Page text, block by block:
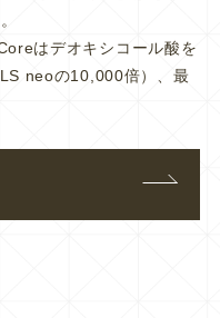
はデオキシコール酸を
neoの10,000倍）、最